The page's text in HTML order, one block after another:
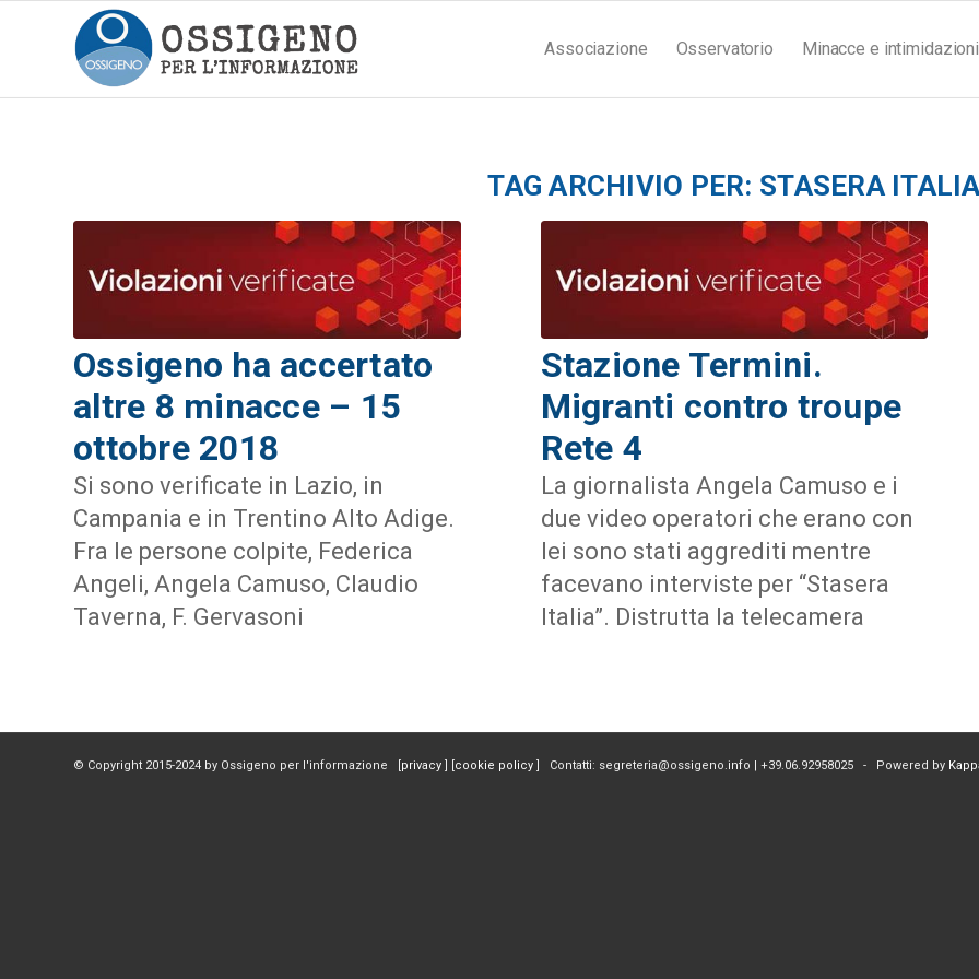
Associazione Osservatorio Minacce e intimidazioni
TAG ARCHIVIO PER: STASERA
Ossigeno ha accertato
altre 8 minacce – 15
ottobre 2018
Si sono verificate in Lazio, in
Campania e in Trentino Alto Adige.
Fra le persone colpite, Federica
Angeli, Angela Camuso, Claudio
Taverna, F. Gervasoni
Stazione Termini.
Migranti contro troupe
Rete 4
La giornalista Angela Camuso e i
due video operatori che erano con
lei sono stati aggrediti mentre
facevano interviste per “Stasera
Italia”. Distrutta la telecamera
© Copyright 2015-2024 by Ossigeno per l'informazione [privacy ] [cookie policy ] Contatti: segreteria@ossigeno.info | +39.06.92958025 - Powered by